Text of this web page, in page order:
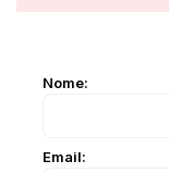
Nome:
Email: